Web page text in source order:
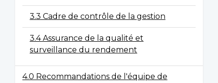
3.3 Cadre de contrôle de la gestion
3.4 Assurance de la qualité et
surveillance du rendement
4.0 Recommandations de l'équipe de